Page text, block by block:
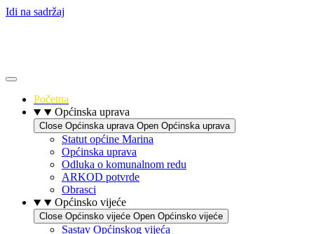
Idi na sadržaj
Početna
Općinska uprava
Close Općinska uprava Open Općinska uprava
Statut općine Marina
Općinska uprava
Odluka o komunalnom redu
ARKOD potvrde
Obrasci
Općinsko vijeće
Close Općinsko vijeće Open Općinsko vijeće
Sastav Općinskog vijeća